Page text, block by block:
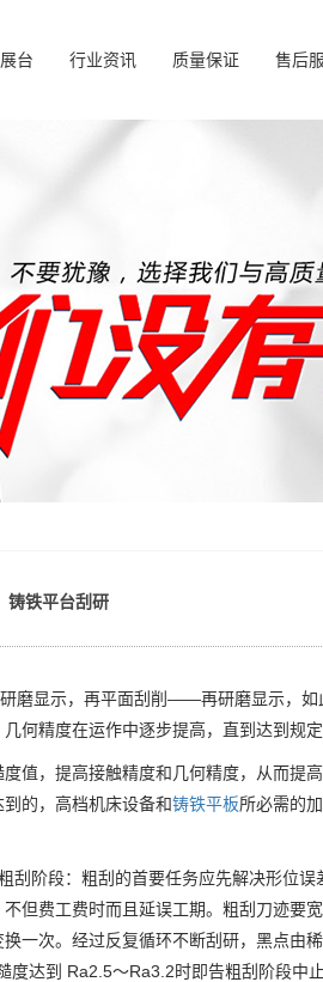
台 行业资讯 质量保证 售后
铸铁平台刮研
磨显示，再平面刮削——再研磨显示，如
何精度在运作中逐步提高，直到达到规定
值，提高接触精度和几何精度，从而提
的，高档机床设备和铸铁平板所必需的加
阶段：粗刮的首要任务应先解决形位误
但费工费时而且延误工期。粗刮刀迹要
一次。经过反复循环不断刮研，黑点由
达到 Ra2.5～Ra3.2时即告粗刮阶段中